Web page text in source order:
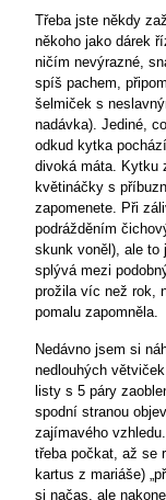
Třeba jste někdy
někoho jako dárek
ničím nevýrazné,
spíš pachem,
šelmiček s
nadávka). Jediné,
odkud kytka
divoká máta. Kytku
květináčky s
zapomenete. Při
podrážděním
skunk voněl), ale to
splývá mezi
prožila víc než rok,
pomalu zapomněla.
Nedávno jsem si
nedlouhých
listy s 5 páry
spodní stranou
zajímavého
třeba počkat, až se
kartus z mariáše)
si načas, ale